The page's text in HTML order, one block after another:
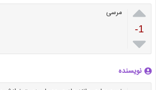

-1

مرسی
نویسنده